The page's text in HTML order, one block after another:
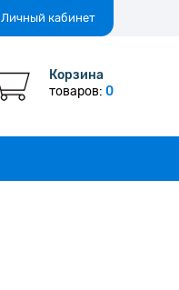
Личный кабинет
Корзина
товаров: 0